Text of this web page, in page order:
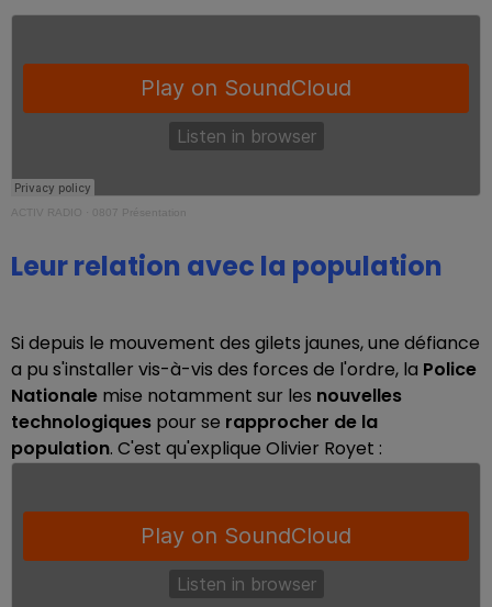
ACTIV RADIO 0807 Présentation
Leur relation avec la population
Si depuis le mouvement des gilets jaunes, une défiance
a pu s'installer vis-à-vis des forces de l'ordre, la Police
Nationale mise notamment sur les nouvelles
technologiques pour se rapprocher de la
population. C'est qu'explique Olivier Royet :